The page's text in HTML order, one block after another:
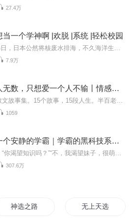
27.4万
当一个学神啊 |欢脱 |系统 |轻松校园
7.9万
我不想阅人无数，只想爱一个人不输丨情感美文丨初小轨著
1059
我只想当一个安静的学霸｜学霸的黑科技系统千万点击神作
307.6万
神选之路 无上天选